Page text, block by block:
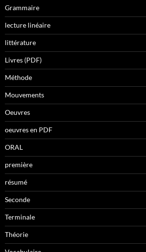
Grammaire
lecture linéaire
littérature
Livres (PDF)
Méthode
Mouvements
Oeuvres
oeuvres en PDF
ORAL
première
résumé
Seconde
Terminale
Théorie